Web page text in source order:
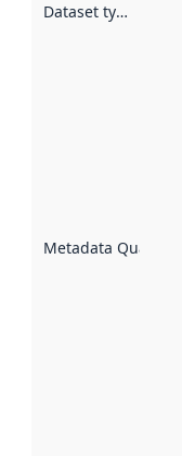
Dataset type
Metadata Quality